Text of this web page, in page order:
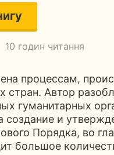
10 годин читання
процессам,
стран. Автор
гуманитарных
создание и
Порядка, во
большое